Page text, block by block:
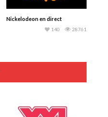
Nickelodeon en direct
28761
140